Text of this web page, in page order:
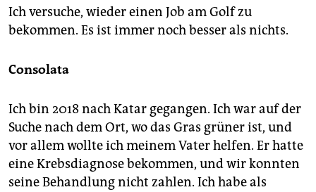
Ich versuche, wieder einen Job am Golf zu
bekommen. Es ist immer noch besser als nichts.
Consolata
Ich bin 2018 nach Katar gegangen. Ich war auf der
Suche nach dem Ort, wo das Gras grüner ist, und
vor allem wollte ich meinem Vater helfen. Er hatte
eine Krebsdiagnose bekommen, und wir konnten
seine Behandlung nicht zahlen. Ich habe als